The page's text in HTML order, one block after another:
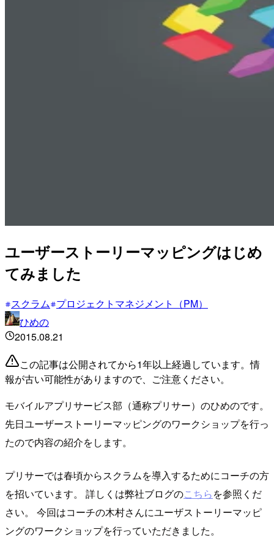
ユーザーストーリーマッピングはじめ
てみました
スクラム プロジェクトマネジメント（PM）
ひめの
2015.08.21
この記事は公開されてから1年以上経過しています。情
報が古い可能性がありますので、ご注意ください。
モバイルアプリサービス部（通称プリサー）のひめのです。
先日ユーザーストーリーマッピングのワークショップを行っ
たので内容の紹介をします。
プリサーでは春頃からスクラムを導入するためにコーチの方
を招いています。 詳しくは弊社ブログのこちらを参照くだ
さい。 今回はコーチの木村さんにユーザストーリーマッピ
ングのワークショップを行っていただきました。